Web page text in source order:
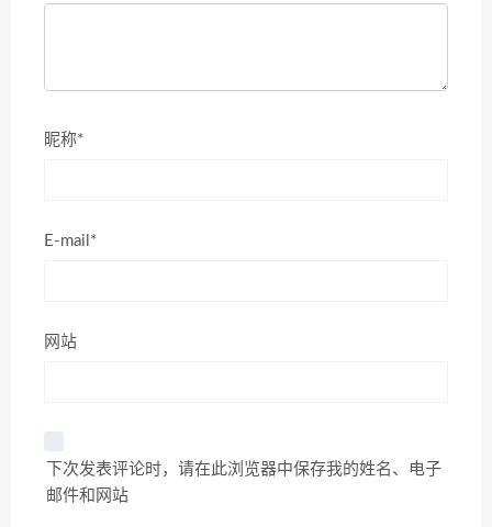
昵称*
E-mail*
网站
下次发表评论时，请在此浏览器中保存我的姓名、电子
邮件和网站